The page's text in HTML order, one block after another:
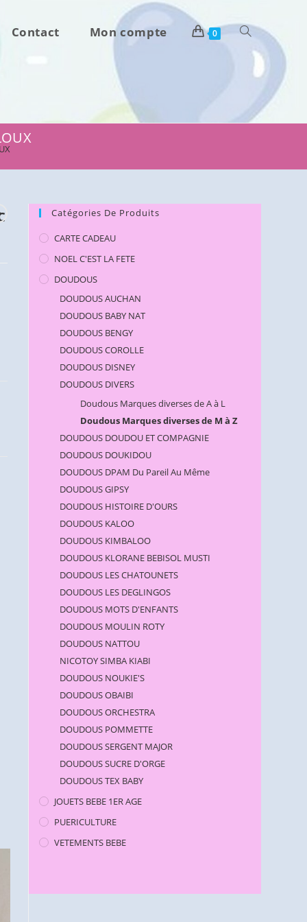
Contact Mon compte 0 Toggle
Catégories De Produits
CARTE CADEAU
NOEL C'EST LA FETE
DOUDOUS
DOUDOUS AUCHAN
DOUDOUS BABY NAT
DOUDOUS BENGY
DOUDOUS COROLLE
DOUDOUS DISNEY
DOUDOUS DIVERS
Doudous Marques diverses de A à L
Doudous Marques diverses de M à Z
DOUDOUS DOUDOU ET COMPAGNIE
DOUDOUS DOUKIDOU
DOUDOUS DPAM Du Pareil Au Même
DOUDOUS GIPSY
DOUDOUS HISTOIRE D'OURS
DOUDOUS KALOO
DOUDOUS KIMBALOO
DOUDOUS KLORANE BEBISOL MUSTI
DOUDOUS LES CHATOUNETS
DOUDOUS LES DEGLINGOS
DOUDOUS MOTS D'ENFANTS
DOUDOUS MOULIN ROTY
DOUDOUS NATTOU
NICOTOY SIMBA KIABI
DOUDOUS NOUKIE'S
DOUDOUS OBAIBI
DOUDOUS ORCHESTRA
DOUDOUS POMMETTE
DOUDOUS SERGENT MAJOR
DOUDOUS SUCRE D'ORGE
DOUDOUS TEX BABY
JOUETS BEBE 1ER AGE
PUERICULTURE
VETEMENTS BEBE